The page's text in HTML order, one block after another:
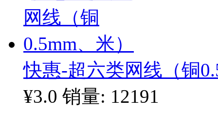
快惠-超六类网线（铜
¥3.0 销量: 12191